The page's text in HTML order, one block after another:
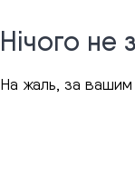
Нічого не
На жаль, за вашим